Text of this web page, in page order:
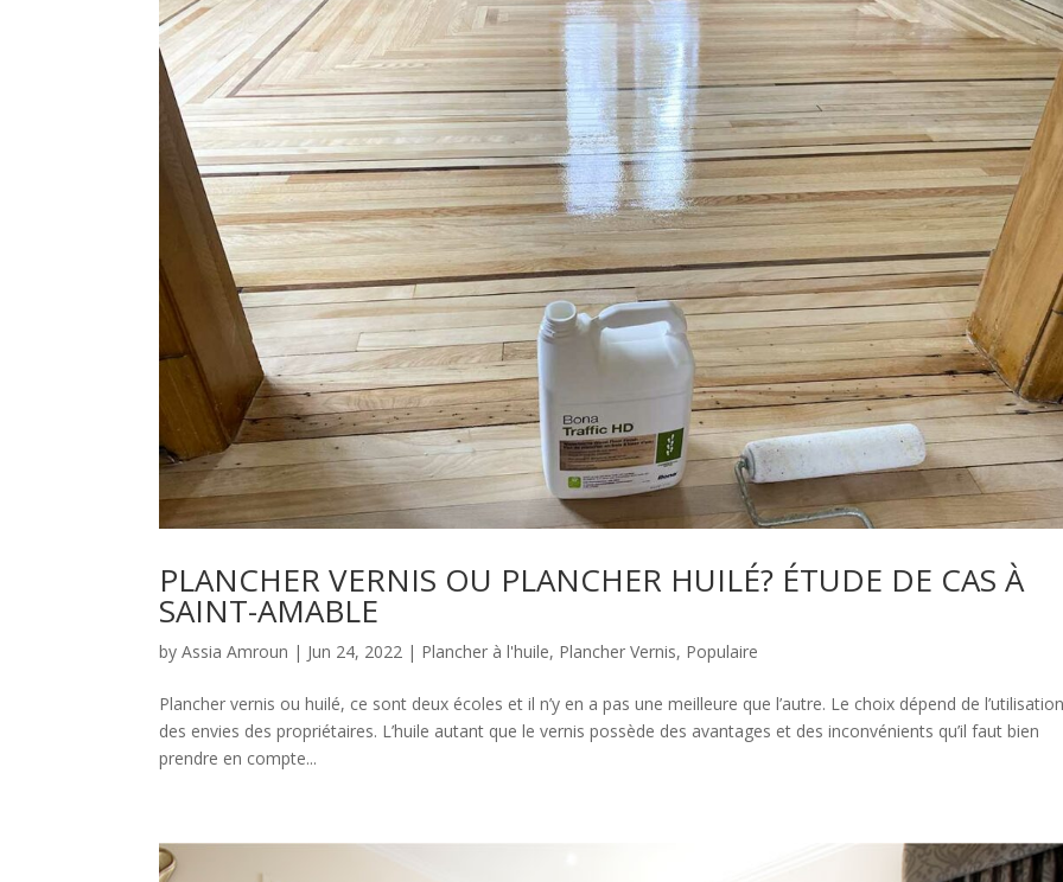
PLANCHER VERNIS OU PLANCHER HUILÉ? ÉTUDE DE CAS À
SAINT-AMABLE
byAssia Amroun | Jun 24, 2022 | Plancher à l'huile, Plancher Vernis, Populaire
Plancher vernis ou huilé, ce sont deux écoles et il n’y en a pas une meilleure que l’autre. Le choix dépend de
des envies des propriétaires. L’huile autant que le vernis possède des avantages et des inconvénients qu’il faut bien
prendre en compte...